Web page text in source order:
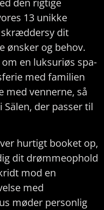
den rigtige
13 unikke
dit
ønsker og behov.
en luksuriøs spa-
med familien
med vennerne, så
der passer til
hurtigt booket op,
dit drømmeophold
mod en
med
møder personlig